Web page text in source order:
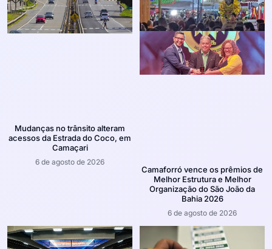
Mudanças no trânsito alteram
acessos da Estrada do Coco, em
Camaçari
6 de agosto de 2026
Camaforró vence os prêmios de
Melhor Estrutura e Melhor
Organização do São João da
Bahia 2026
6 de agosto de 2026